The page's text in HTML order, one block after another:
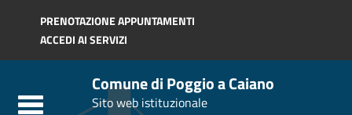
Regione Toscana
PRENOTAZIONE APPUNTAMENTI
ACCEDI AI SERVIZI
Comune di Poggio a Caiano
Sito web istituzionale